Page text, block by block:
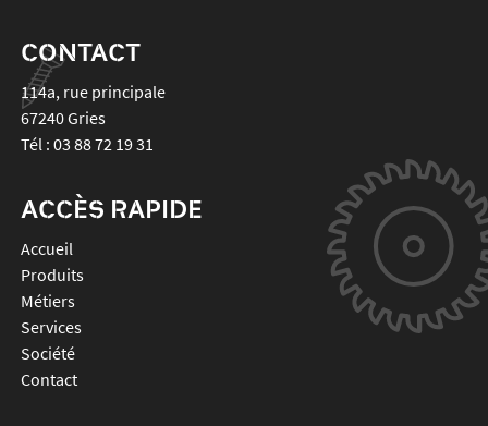
CONTACT
114a, rue principale
67240Gries
Tél : 03 88 72 19 31
ACCÈS RAPIDE
Accueil
Produits
Métiers
Services
Société
Contact